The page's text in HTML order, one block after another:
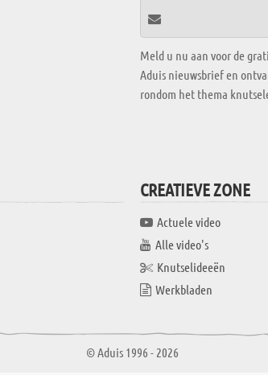
Meld u nu aan voor de
Aduis nieuwsbrief en
rondom het thema
CREATIEVE ZONE
Actuele video
Alle video's
Knutselideeën
Werkbladen
© Aduis 1996 - 2026